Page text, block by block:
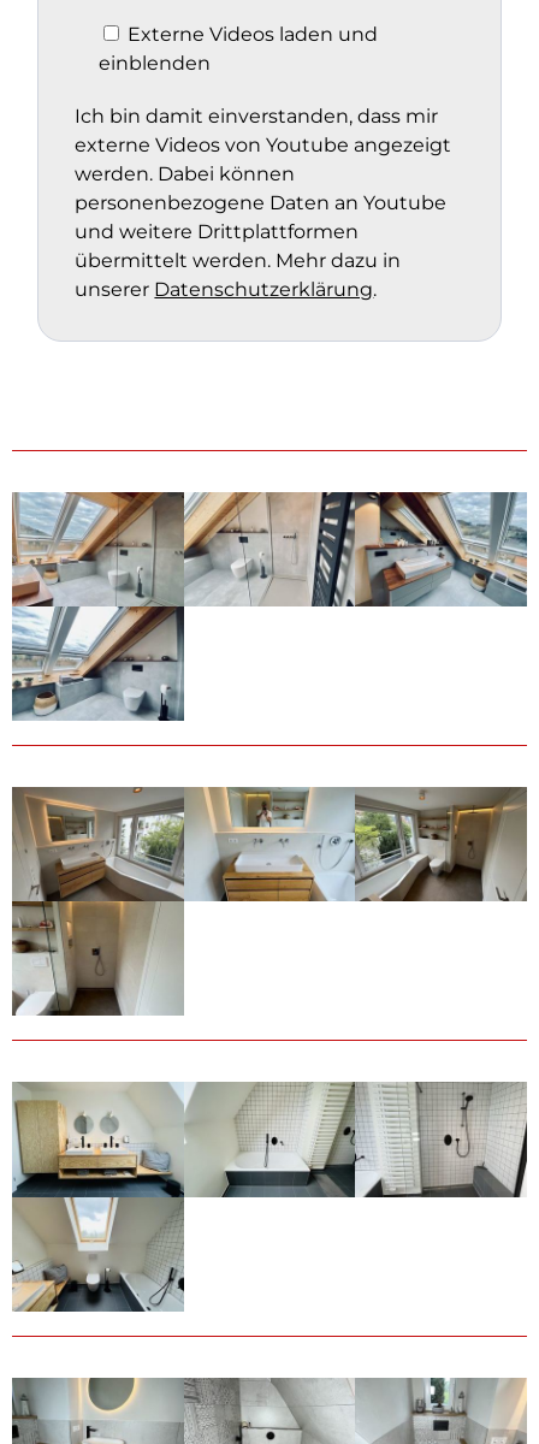
Externe Videos laden und
einblenden
Ich bin damit einverstanden, dass mir
externe Videos von Youtube angezeigt
werden. Dabei können
personenbezogene Daten an Youtube
und weitere Drittplattformen
übermittelt werden. Mehr dazu in
unserer Datenschutzerklärung.